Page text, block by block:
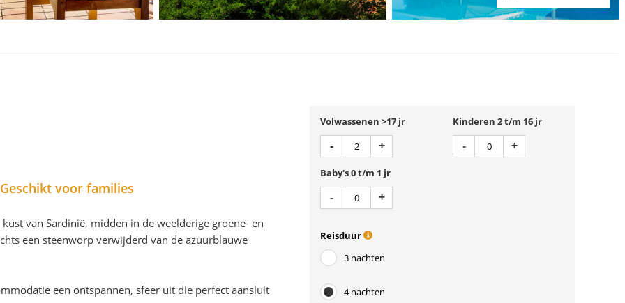
voor families
van Sardinië, midden in de weelderige groene- en
een steenworp verwijderd van de azuurblauwe
een ontspannen, sfeer uit die perfect aansluit
Volwassenen >17 jr
-Min 1 +Plus 1
Kinderen 2 t/m 16 jr
-Min 1 +Plus 1
Baby's 0 t/m 1 jr
-Min 1 +Plus 1
Reisduur
3 nachten
4 nachten